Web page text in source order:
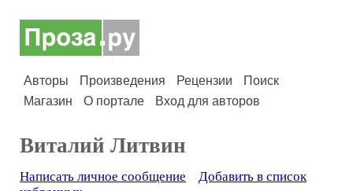
Авторы Произведения Рецензии
Поиск
Магазин
О портале Вход для авторов
Виталий Литвин
Написать личное сообщение
Добавить в список